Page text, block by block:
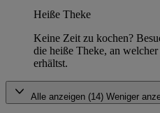
Heiße Theke
Keine Zeit zu kochen?
die heiße Theke, an
erhältst.
Alle anzeigen (14) Weniger